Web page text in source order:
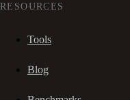
RESOURCES
Tools
Blog